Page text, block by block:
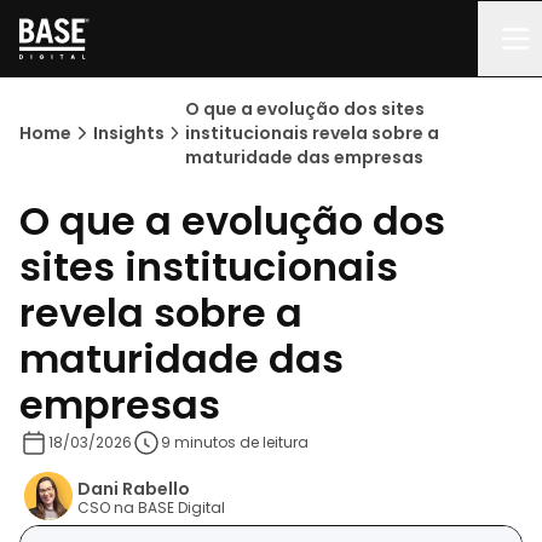
Home Insights
O que a evolução dos sites
institucionais revela sobre a
maturidade das empresas
O que a evolução dos
sites institucionais
revela sobre a
maturidade das
empresas
18/03/2026 9 minutos de leitura
Dani Rabello
CSO na BASE Digital